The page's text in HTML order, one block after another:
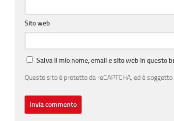
Sito web
Salva il mio nome, email e sito web in questo
Questo sito è protetto da reCAPTCHA, ed è soggetto